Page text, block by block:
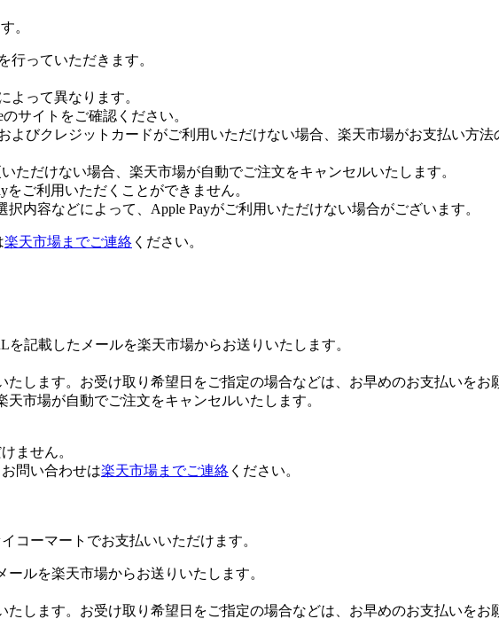
。
行っていただきます。
よって異なります。
のサイトをご確認ください。
よびクレジットカードがご利用いただけない場合、楽天市場がお支払い方
ただけない場合、楽天市場が自動でご注文をキャンセルいたします。
をご利用いただくことができません。
内容などによって、Apple Payがご利用いただけない場合がございます。
楽天市場までご連絡 ください。
記載したメールを楽天市場からお送りいたします。
します。お受け取り希望日をご指定の場合などは、お早めのお支払いをお
市場が自動でご注文をキャンセルいたします。
ません。
問い合わせは楽天市場までご連絡 ください。
コーマートでお支払いいただけます。
ルを楽天市場からお送りいたします。
します。お受け取り希望日をご指定の場合などは、お早めのお支払いをお